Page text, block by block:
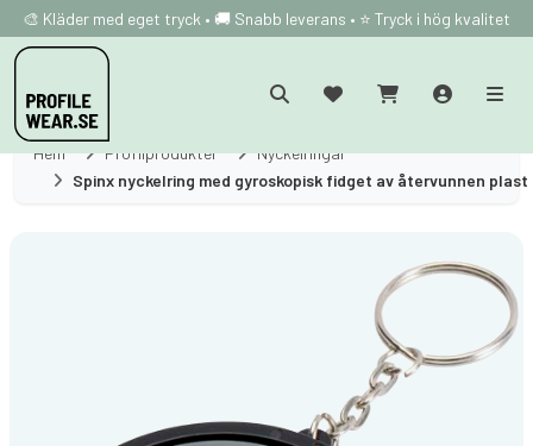
🎨 Kläder med eget tryck • 🚚 Snabb leverans • ⭐ Tryck i hög kvalitet
Hem Profilprodukter
Nyckelringar
Spinx nyckelring med gyroskopisk fidget av återvunnen plast